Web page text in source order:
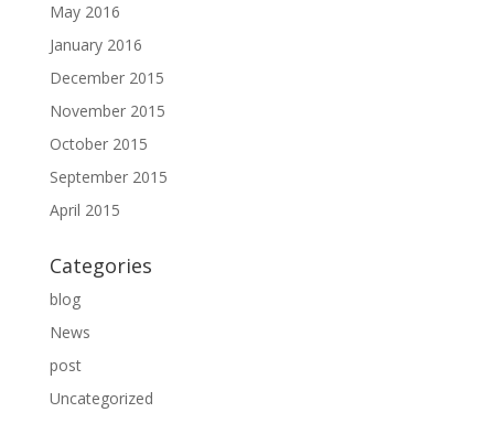
May 2016
January 2016
December 2015
November 2015
October 2015
September 2015
April 2015
Categories
blog
News
post
Uncategorized